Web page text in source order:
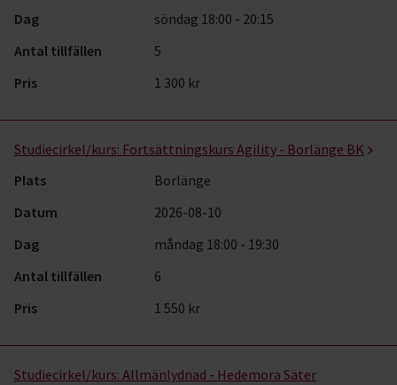
Dag
söndag 18:00 - 20:15
Antal tillfällen
5
Pris
1 300 kr
Studiecirkel/kurs: Fortsättningskurs Agility - Borlänge BK
Plats
Borlänge
Datum
2026-08-10
Dag
måndag 18:00 - 19:30
Antal tillfällen
6
Pris
1 550 kr
Studiecirkel/kurs: Allmänlydnad - Hedemora Säter